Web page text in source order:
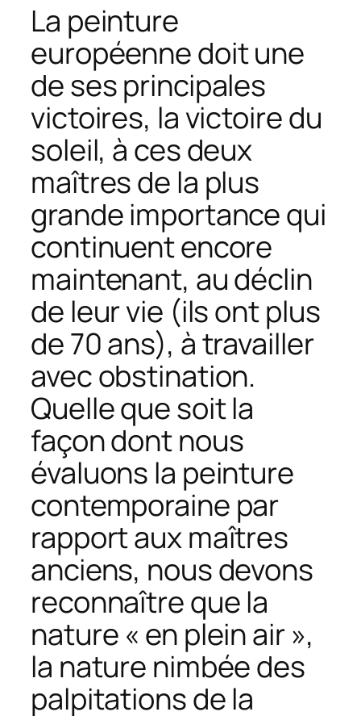
La peinture
européenne doit une
de ses principales
victoires, la victoire du
soleil, à ces deux
maîtres de la plus
grande importance qui
continuent encore
maintenant, au déclin
de leur vie (ils ont plus
de 70 ans), à travailler
avec obstination.
Quelle que soit la
façon dont nous
évaluons la peinture
contemporaine par
rapport aux maîtres
anciens, nous devons
reconnaître que la
nature « en plein air »,
la nature nimbée des
palpitations de la